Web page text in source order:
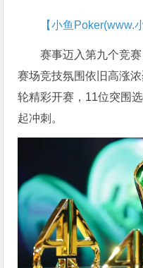
【小鱼Poker(www.
赛事迈入第九个竞
赛场竞技氛围依旧高涨
轮精彩开赛，11位突围
起冲刺。